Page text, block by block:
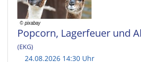
Popcorn, Lagerfeuer und
(EKG)
24.08.2026 14:30 Uhr